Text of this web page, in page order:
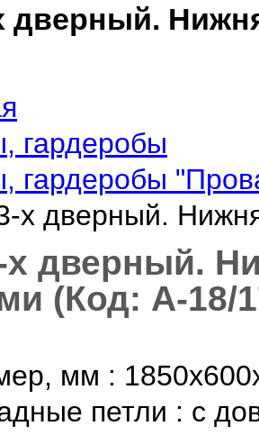
дверный.
гардеробы
гардеробы
х дверный.
дверный.
(Код: А-18/
мм :
петли : с